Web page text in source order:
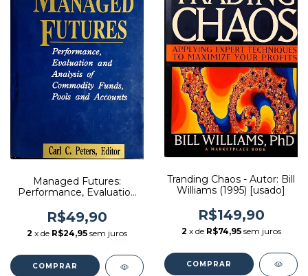
Managed Futures:
Performance, Evaluation
Commodity Funds, Pools,
And Accounts - Autor: Carl
C. Peters (1992) [usado]
R$49,90
2 x de R$24,95 sem juros
Tranding Chaos - Autor: Bill
Williams (1995) [usado]
R$149,90
2 x de R$74,95 sem juros